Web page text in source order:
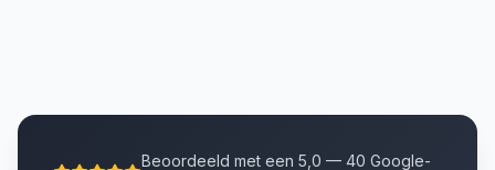
Beoordeeld met een 5,0 — 40 Google-